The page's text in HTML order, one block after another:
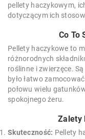
pellety haczykowym,
dotyczącym ich
Co To
Pellety haczykowe to
różnorodnych
roślinne i zwierzęce.
było łatwo
połowu wielu
spokojnego żeru.
Zalety
Skuteczność: Pellety